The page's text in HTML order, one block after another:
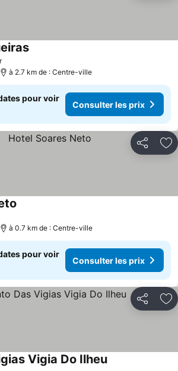
à 2.7 km de : Centre-ville
pour voir
Consulter les prix
Partager
à 0.7 km de : Centre-ville
pour voir
Consulter les prix
Partager
Vigia Do Ilheu